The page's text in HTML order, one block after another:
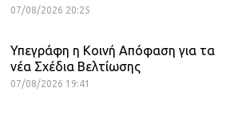
07/08/2026 20:25
Υπεγράφη η Κοινή Απόφαση για τα
νέα Σχέδια Βελτίωσης
07/08/2026 19:41